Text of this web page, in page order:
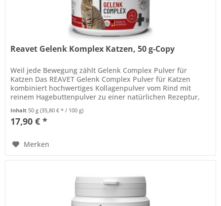
Reavet Gelenk Komplex Katzen, 50 g-Copy
Weil jede Bewegung zählt Gelenk Complex Pulver für
Katzen Das REAVET Gelenk Complex Pulver für Katzen
kombiniert hochwertiges Kollagenpulver vom Rind mit
reinem Hagebuttenpulver zu einer natürlichen Rezeptur,
Inhalt50 g(35,80 € * / 100 g)
17,90 € *
Merken